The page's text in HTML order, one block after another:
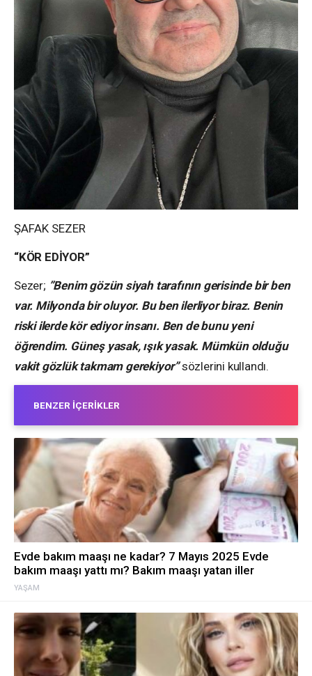
ŞAFAK SEZER
“KÖR EDİYOR”
Sezer; ”Benim gözün siyah tarafının gerisinde bir ben
var. Milyonda bir oluyor. Bu ben ilerliyor biraz. Benin
riski ilerde kör ediyor insanı. Ben de bunu yeni
öğrendim. Güneş yasak, ışık yasak. Mümkün olduğu
vakit gözlük takmam gerekiyor”sözlerini kullandı.
BENZER İÇERIKLER
YAŞAM
Evde bakım maaşı ne kadar? 7 Mayıs 2025 Evde
bakım maaşı yattı mı? Bakım maaşı yatan iller